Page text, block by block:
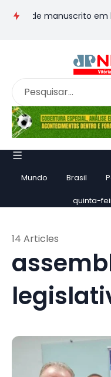
em livro e
Mundo Brasil
quinta-
14 Articles